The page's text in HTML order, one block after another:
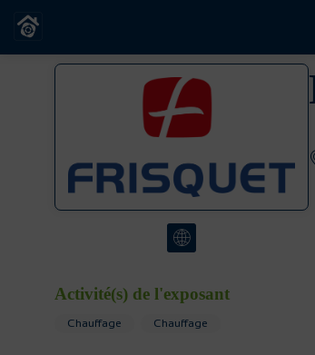
Activité(s) de l'exposant
Chauffage Chauffage